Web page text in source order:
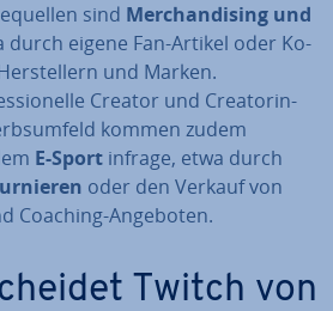
sind Mer­chan­di­sing und
durch eigene Fan-Artikel oder Ko­
und Marken.
Creator und Crea­to­rin­
kommen zudem
E-Sport infrage, etwa durch
oder den Verkauf von
Coaching-Angeboten.
Twitch von